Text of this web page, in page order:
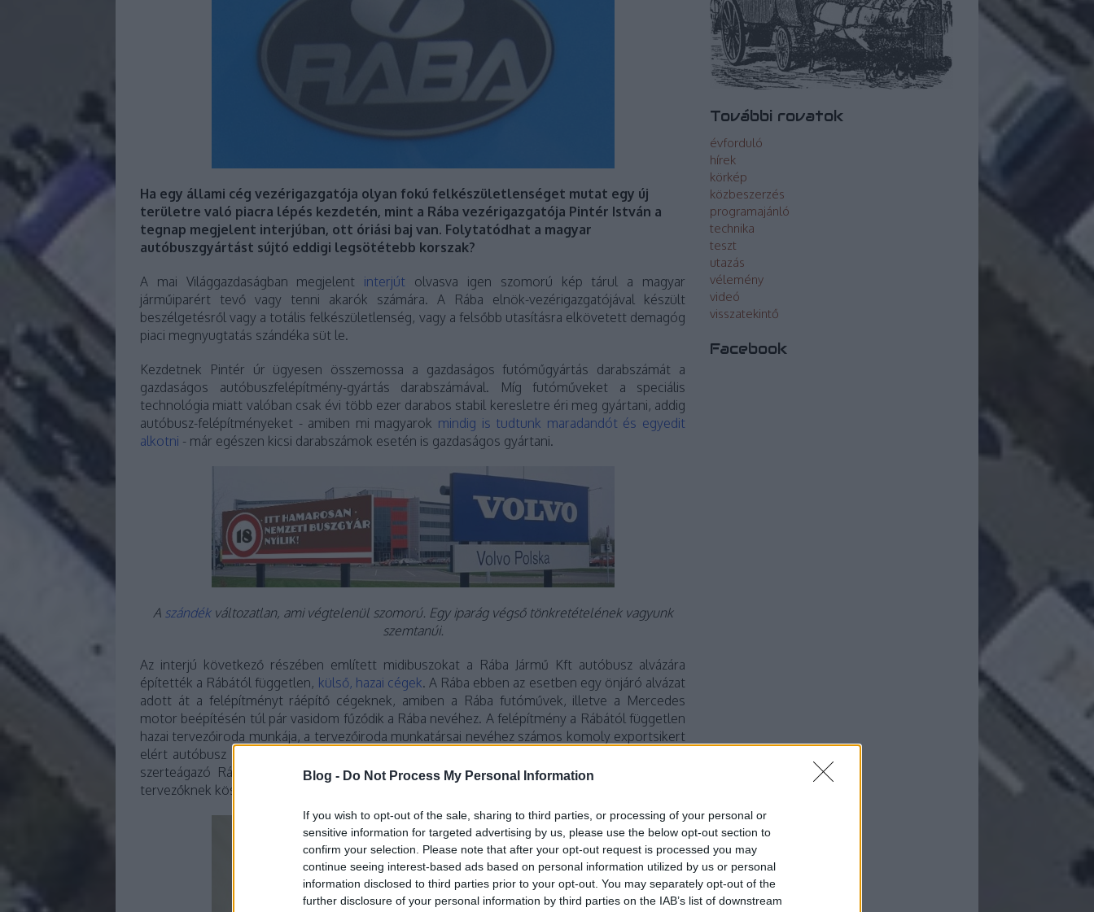
Blog - Do Not Process My Personal Information
If you wish to opt-out of the sale, sharing to third parties, or processing of your personal or
sensitive information for targeted advertising by us, please use the below opt-out section to
confirm your selection. Please note that after your opt-out request is processed you may
continue seeing interest-based ads based on personal information utilized by us or personal
information disclosed to third parties prior to your opt-out. You may separately opt-out of the
further disclosure of your personal information by third parties on the IAB’s list of downstream
Ha egy állami cég vezérigazgatója olyan fokú felkészületlenséget mutat egy új
területre való piacra lépés kezdetén, mint a Rába vezérigazgatója Pintér István a
tegnap megjelent interjúban, ott óriási baj van. Folytatódhat a magyar
autóbuszgyártást sújtó eddigi legsötétebb korszak?
A mai Világgazdaságban megjelent interjút olvasva igen szomorú kép tárul a magyar
járműiparért tevő vagy tenni akarók számára. A Rába elnök-vezérigazgatójával készült
beszélgetésről vagy a totális felkészületlenség, vagy a felsőbb utasításra elkövetett demagóg
piaci megnyugtatás szándéka süt le.
Kezdetnek Pintér úr ügyesen összemossa a gazdaságos futóműgyártás darabszámát a
gazdaságos autóbuszfelépítmény-gyártás darabszámával. Míg futóműveket a speciális
technológia miatt valóban csak évi több ezer darabos stabil keresletre éri meg gyártani, addig
autóbusz-felépítményeket - amiben mi magyarok mindig is tudtunk maradandót és egyedit
alkotni - már egészen kicsi darabszámok esetén is gazdaságos gyártani.
A szándék változatlan, ami végtelenül szomorú. Egy iparág végső tönkretételének vagyunk
szemtanúi.
Az interjú következő részében említett midibuszokat a Rába Jármű Kft autóbusz alvázára
építették a Rábától független, külső, hazai cégek. A Rába ebben az esetben egy önjáró alvázat
adott át a felépítményt ráépítő cégeknek, amiben a Rába futóművek, illetve a Mercedes
motor beépítésén túl pár vasidom fűződik a Rába nevéhez. A felépítmény a Rábától független
hazai tervezőiroda munkája, a tervezőiroda munkatársai nevéhez számos komoly exportsikert
elért autóbusz fűződik. A Rába korábbi saját buszgyártása által szinte lenullázott, korábban
szerteágazó Rába önjáró autóbuszalváz kínálat utolsó mohikánja, ezeknek a lelkes, hazai
tervezőknek köszönheti a túlélését, akiket a Volvóval való paktum egyúttal szembe is köp.
További rovatok
évforduló
hírek
körkép
közbeszerzés
programajánló
technika
teszt
utazás
vélemény
videó
visszatekintő
Facebook